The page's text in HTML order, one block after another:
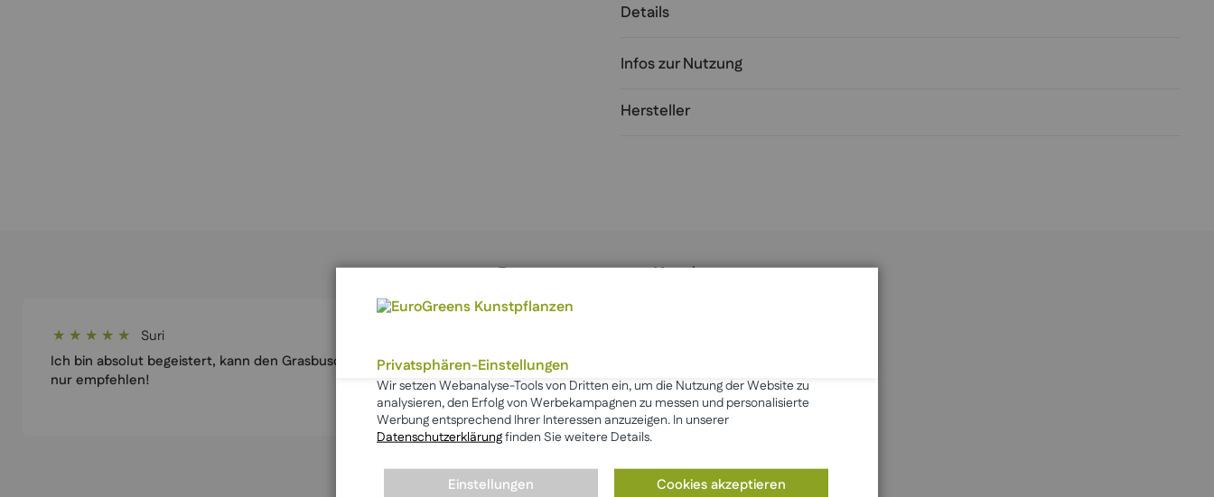
Details
Infos zur Nutzung
Hersteller
Das sagen unsere Kunden
100%
Suri
Ich bin absolut begeistert, kann den Grasbusch
nur empfehlen!
Mehr anzeigen ☆ Bewertung schreiben
Privatsphären-Einstellungen
Wir setzen Webanalyse-Tools von Dritten ein, um die Nutzung der Website zu
analysieren, den Erfolg von Werbekampagnen zu messen und personalisierte
Werbung entsprechend Ihrer Interessen anzuzeigen. In unserer
Datenschutzerklärungfinden Sie weitere Details.
Cookies akzeptieren
Einstellungen